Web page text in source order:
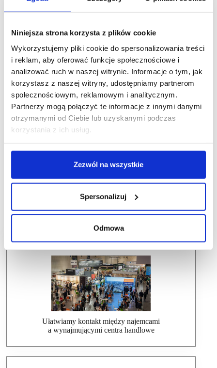
Niniejsza strona korzysta z plików cookie
Wykorzystujemy pliki cookie do spersonalizowania treści
i reklam, aby oferować funkcje społecznościowe i
analizować ruch w naszej witrynie. Informacje o tym, jak
korzystasz z naszej witryny, udostępniamy partnerom
społecznościowym, reklamowym i analitycznym.
Partnerzy mogą połączyć te informacje z innymi danymi
otrzymanymi od Ciebie lub uzyskanymi podczas
korzystania z ich usług.
Zezwól na wszystkie
Spersonalizuj
Odmowa
Dlaczego warto wziąć udział w SCF?
Ułatwiamy kontakt między najemcami
a wynajmującymi centra handlowe